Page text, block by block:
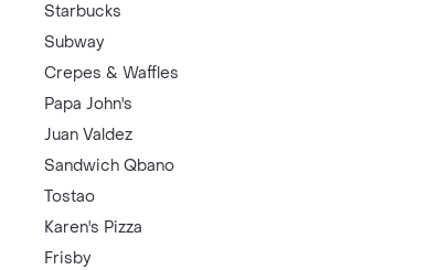
Starbucks
Subway
Crepes & Waffles
Papa John's
Juan Valdez
Sandwich Qbano
Tostao
Karen's Pizza
Frisby